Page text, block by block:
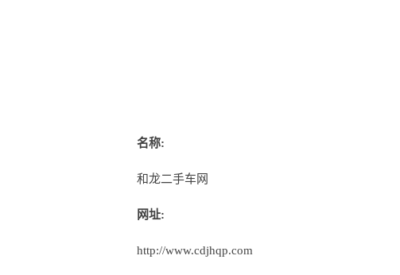
名称:
和龙二手车网
网址:
http://www.cdjhqp.com